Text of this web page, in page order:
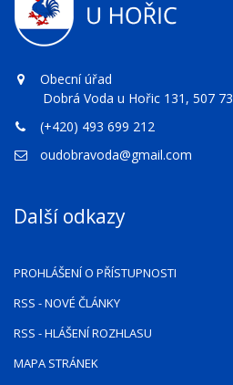
Obecní úřad
Dobrá Voda u Hořic 131, 507 73
(+420) 493 699 212
oudobravoda@gmail.com
Další odkazy
PROHLÁŠENÍ O PŘÍSTUPNOSTI
RSS - NOVÉ ČLÁNKY
RSS - HLÁŠENÍ ROZHLASU
MAPA STRÁNEK